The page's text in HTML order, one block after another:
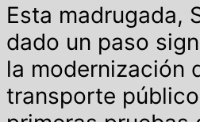
Esta madrugada,
dado un paso
la modernización
transporte